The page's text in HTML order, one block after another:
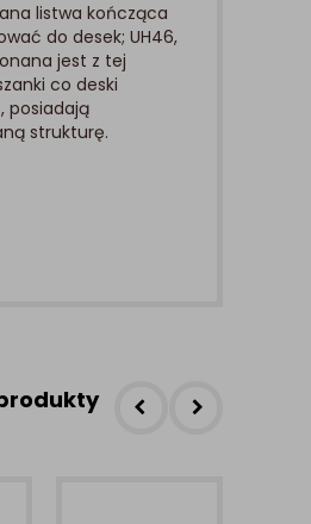
listwa kończąca
do desek; UH46,
jest z tej
co deski
posiadają
strukturę.